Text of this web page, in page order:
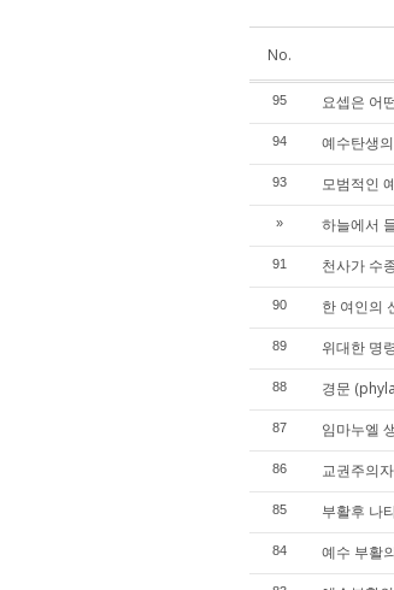
No.
95 요셉은 어
94 예수탄생
93 모범적인
» 하늘에서
91 천사가 수
90 한 여인의
89 위대한 명
88 경문
87 임마누엘
86 교권주의
85 부활후 나
84 예수 부활